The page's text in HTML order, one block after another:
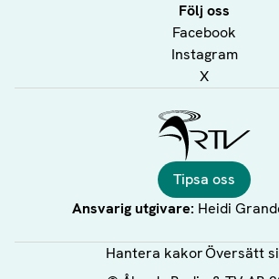
Följ oss
Facebook
Instagram
X
Tipsa oss
Ansvarig utgivare: Heidi
Hantera kakorÖversätt